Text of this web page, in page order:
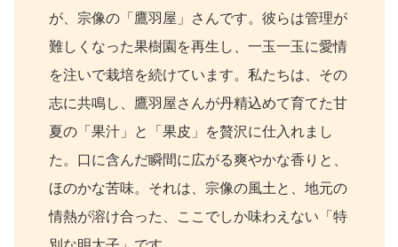
が、宗像の「鷹羽屋」さんです。彼らは管理が
難しくなった果樹園を再生し、一玉一玉に愛情
を注いで栽培を続けています。私たちは、その
志に共鳴し、鷹羽屋さんが丹精込めて育てた甘
夏の「果汁」と「果皮」を贅沢に仕入れまし
た。口に含んだ瞬間に広がる爽やかな香りと、
ほのかな苦味。それは、宗像の風土と、地元の
情熱が溶け合った、ここでしか味わえない「特